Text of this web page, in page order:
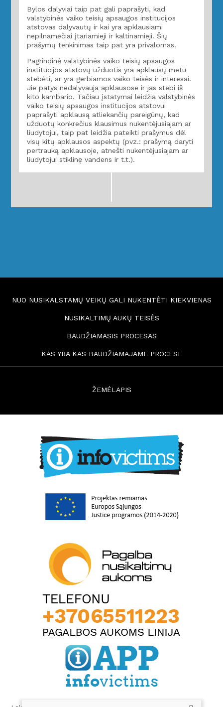
Bylos dalyviai taip pat gali paprašyti, kad
valstybinės vaiko teisių apsaugos institucijos
atstovas dalyvautų ir kai yra apklausiami
nepilnamečiai įtariamieji ir kaltinamieji. Šių
prašymų tenkinimas taip pat yra privalomas.
Pagrindinė valstybinės vaiko teisių apsaugos
institucijos atstovų užduotis yra apklausų metu
stebėti, ar yra gerbiamos vaiko teisės ir interesai.
Jie patys nedalyvauja apklausose ir jas stebi iš
kito kambario. Tačiau įstatymai leidžia valstybinės
vaiko teisių apsaugos institucijos atstovui
paprašyti apklausą atliekančių pareigūnų, kad
užduotų konkrečius klausimus nukentėjusiajam ar
liudytojui, taip pat leidžia pateikti prašymus dėl
visų kitų apklausos aspektų (pvz.: prašymą daryti
pertrauką apklausoje, atnešti nukentėjusiajam ar
liudytojui stiklinę vandens ir t.t.).
NUO NUSIKALSTAMŲ VEIKŲ GALI NUKENTĖTI KIEKVIENAS
NUSIKALTIMŲ AUKŲ TEISĖS
BAUDŽIAMASIS PROCESAS
KAS YRA KAS BAUDŽIAMAJAME PROCESE
ŽEMĖLAPIS